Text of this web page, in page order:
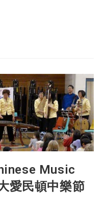
Music
愛民頓中樂節